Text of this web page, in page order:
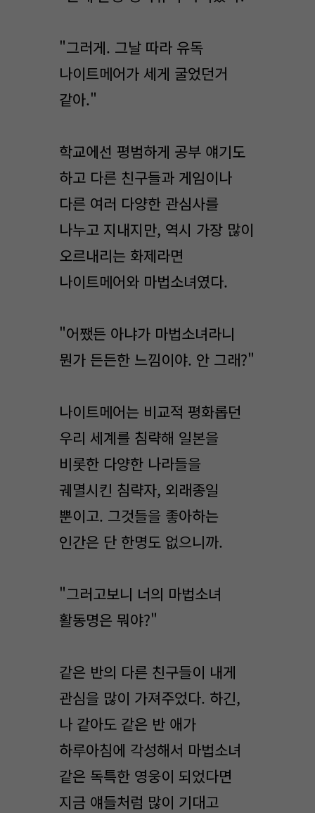
"그러게. 그날 따라 유독
나이트메어가 세게 굴었던거
같아."
학교에선 평범하게 공부 얘기도
하고 다른 친구들과 게임이나
다른 여러 다양한 관심사를
나누고 지내지만, 역시 가장 많이
오르내리는 화제라면
나이트메어와 마법소녀였다.
"어쨌든 아냐가 마법소녀라니
뭔가 든든한 느낌이야. 안 그래?"
나이트메어는 비교적 평화롭던
우리 세계를 침략해 일본을
비롯한 다양한 나라들을
궤멸시킨 침략자, 외래종일
뿐이고. 그것들을 좋아하는
인간은 단 한명도 없으니까.
"그러고보니 너의 마법소녀
활동명은 뭐야?"
같은 반의 다른 친구들이 내게
관심을 많이 가져주었다. 하긴,
나 같아도 같은 반 애가
하루아침에 각성해서 마법소녀
같은 독특한 영웅이 되었다면
지금 얘들처럼 많이 기대고